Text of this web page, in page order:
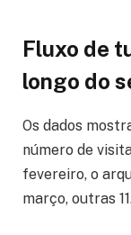
Fluxo de
longo do
Os dados
número de
fevereiro, o
março, outras